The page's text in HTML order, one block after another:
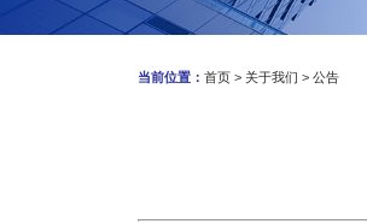
当前位置：首页 > 关于我们 >公告